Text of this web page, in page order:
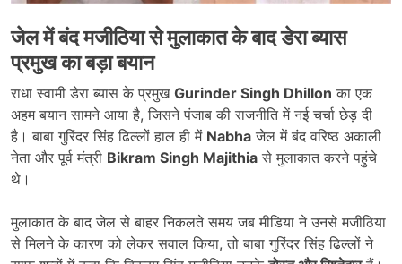
जेल में बंद मजीठिया से मुलाकात के बाद डेरा ब्यास
प्रमुख का बड़ा बयान
राधा स्वामी डेरा ब्यास के प्रमुख Gurinder Singh Dhillon का एक
अहम बयान सामने आया है, जिसने पंजाब की राजनीति में नई चर्चा छेड़ दी
है। बाबा गुरिंदर सिंह ढिल्लों हाल ही में Nabha जेल में बंद वरिष्ठ अकाली
नेता और पूर्व मंत्री Bikram Singh Majithia से मुलाकात करने पहुंचे
थे।
मुलाकात के बाद जेल से बाहर निकलते समय जब मीडिया ने उनसे मजीठिया
से मिलने के कारण को लेकर सवाल किया, तो बाबा गुरिंदर सिंह ढिल्लों ने